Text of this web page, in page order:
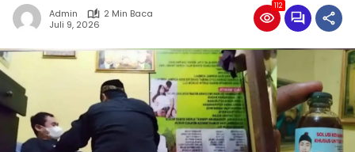
Admin
2 Min Baca
Juli 9, 2026
112